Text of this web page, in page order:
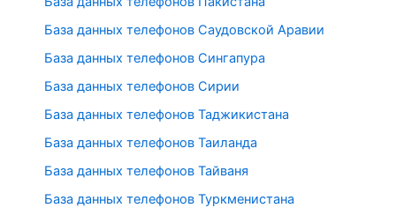
База данных телефонов Саудовской Аравии
База данных телефонов Сингапура
База данных телефонов Сирии
База данных телефонов Таджикистана
База данных телефонов Таиланда
База данных телефонов Тайваня
База данных телефонов Туркменистана